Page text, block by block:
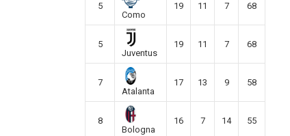
5
Como
19 11 7 68
5
Juventus
19 11 7 68
7
Atalanta
17 13 9 58
8
Bologna
16 7 14 55